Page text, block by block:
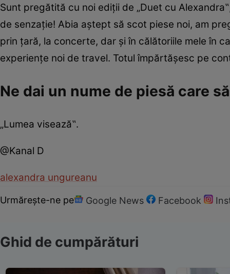
Sunt pregătită cu noi ediții de „Duet cu
de senzație! Abia aștept să scot piese noi, am
prin țară, la concerte, dar și în călătoriile mele în
experiențe noi de travel. Totul împărtășesc pe
Ne dai un nume de piesă care
„Lumea visează‟.
@Kanal D
alexandra ungureanu
Urmărește-ne pe Google News Facebook
Ghid de cumpărături